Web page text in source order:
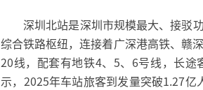
深圳北站是深圳市规模最大、接驳
综合铁路枢纽，连接着广深港高铁、赣
20线，配套有地铁4、5、6号线，长
示，2025年车站旅客到发量突破1.27